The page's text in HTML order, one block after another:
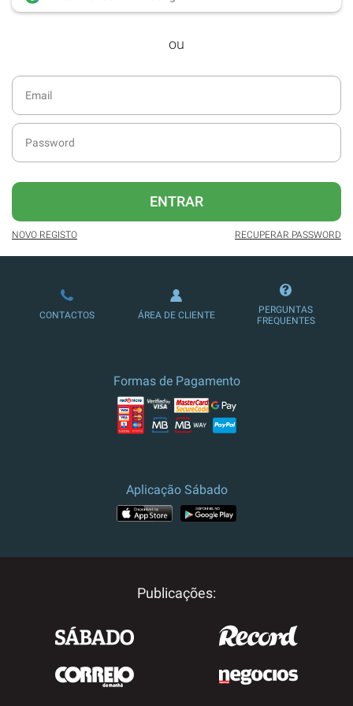
desde dezembro de 2016.
Acesso ao formato digital da SÁBADO
SÁBADO.
diário da atualidade.
publicidade reduzida e não invasiva
no site.
Possibilidade de ler e/ou ouvir artigos.
Ofertas e descontos em produtos,
serviços, eventos desportivos e
ou
ENTRAR
NOVO REGISTO RECUPERAR PASSWORD
CONTACTOS ÁREA DE CLIENTE
PERGUNTAS
FREQUENTES
Formas de Pagamento
Aplicação Sábado
Publicações: